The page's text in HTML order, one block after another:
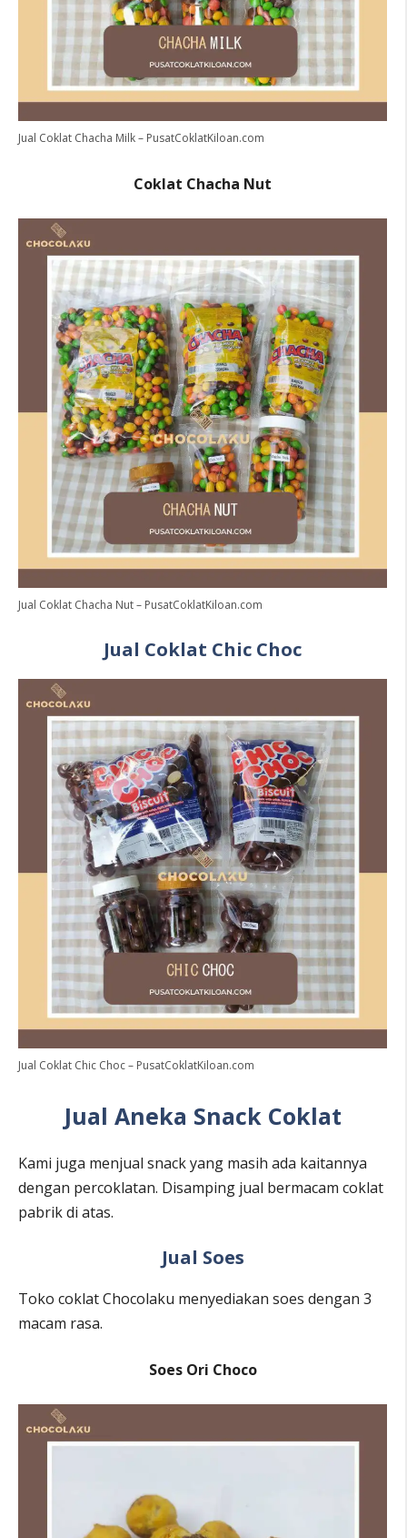
Jual Coklat Chacha Milk – PusatCoklatKiloan.com
Coklat Chacha Nut
Jual Coklat Chacha Nut – PusatCoklatKiloan.com
Jual Coklat Chic Choc
Jual Coklat Chic Choc – PusatCoklatKiloan.com
Jual Aneka Snack Coklat
Kami juga menjual snack yang masih ada kaitannya
dengan percoklatan. Disamping jual bermacam coklat
pabrik di atas.
Jual Soes
Toko coklat Chocolaku menyediakan soes dengan 3
macam rasa.
Soes Ori Choco